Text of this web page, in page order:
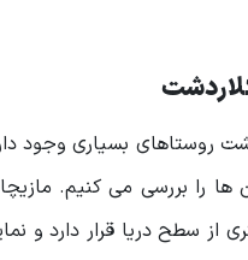
ها را بررسی می کنیم.
2600 متری از سطح دریا